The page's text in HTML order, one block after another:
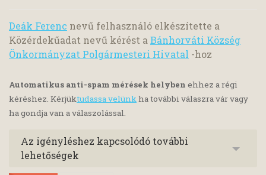
Deák Ferenc nevű felhasználó elkészítette a
Közérdekűadat nevű kérést a Bánhorváti Község
Önkormányzat Polgármesteri Hivatal -hoz
Automatikus anti-spam mérések helyben ehhez a régi
kéréshez. Kérjüktudassa velünkha további válaszra vár vagy
ha gondja van a válaszolással.
Az igényléshez kapcsolódó további
lehetőségek